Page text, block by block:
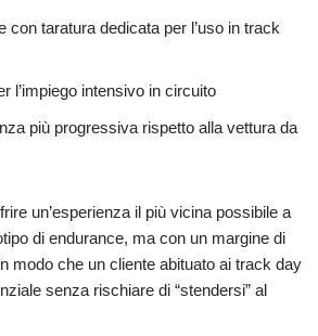
con taratura dedicata per l’uso in track
l’impiego intensivo in circuito
più progressiva rispetto alla vettura da
un’esperienza il più vicina possibile a
di endurance, ma con un margine di
modo che un cliente abituato ai track day
senza rischiare di “stendersi” al